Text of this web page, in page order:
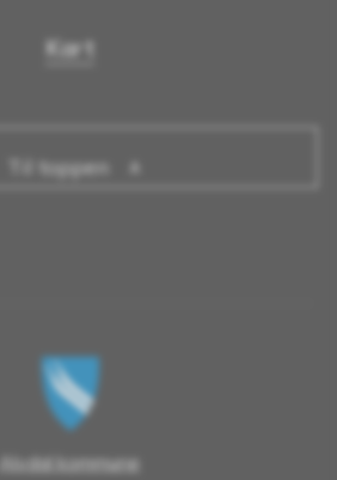
Kart
Til toppen
Alvdal kommune